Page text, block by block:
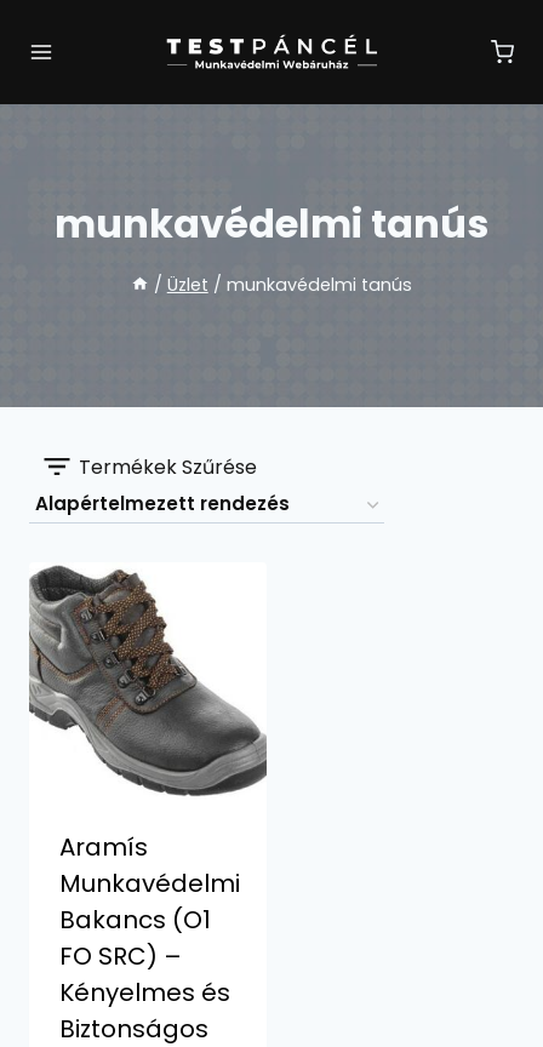
munkavédelmi tanús
/ Üzlet / munkavédelmi tanús
Termékek Szűrése
Aramís
Munkavédelmi
Bakancs (O1
FO SRC) –
Kényelmes és
Biztonságos